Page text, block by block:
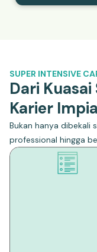
SUPER INTENSIVE
Dari Kuasai
Karier
Bukan hanya dibekali
professional hingga